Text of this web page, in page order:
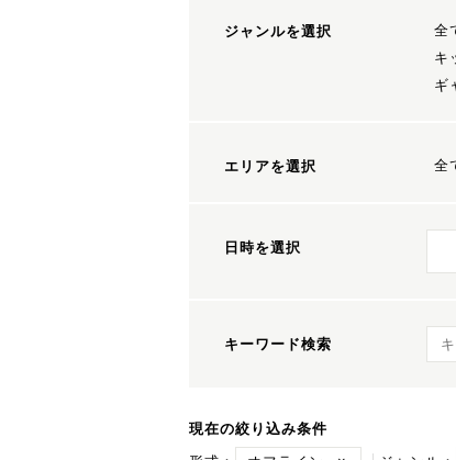
ジャンルを選択 全
キ
ギ
エリアを選択 全
日時を選択
キーワード検索 キ
現在の絞り込み条件